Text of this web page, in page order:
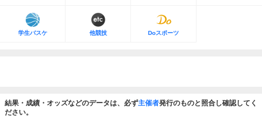
学生バスケ 他競技 Doスポーツ
結果・成績・オッズなどのデータは、必ず主催者発行のものと照合し確認してく
ださい。